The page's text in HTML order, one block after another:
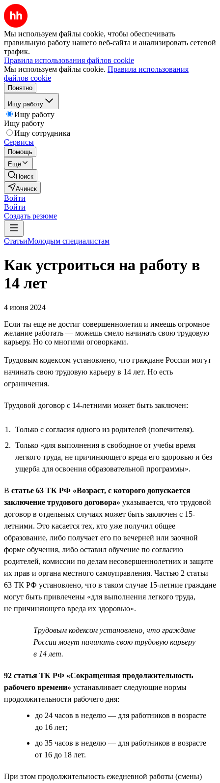
Мы используем файлы cookie, чтобы обеспечивать
правильную работу нашего веб-сайта и анализировать сетевой
трафик.
Правила использования файлов cookie
Мы используем файлы cookie. Правила использования
файлов cookie
Понятно
Ищу работу
Ищу работу
Ищу работу
Ищу сотрудника
Сервисы
Помощь
Ещё
Поиск
Ачинск
Войти
Войти
Создать резюме
СтатьиМолодым специалистам
Как устроиться на работу в
14 лет
4 июня 2024
Если ты еще не достиг совершеннолетия и имеешь огромное
желание работать — можешь смело начинать свою трудовую
карьеру. Но со многими оговорками.
Трудовым кодексом установлено, что граждане России могут
начинать свою трудовую карьеру в 14 лет. Но есть
ограничения.
Трудовой договор с 14-летними может быть заключен:
Только с согласия одного из родителей (попечителя).
Только «для выполнения в свободное от учебы время
легкого труда, не причиняющего вреда его здоровью и без
ущерба для освоения образовательной программы».
В статье 63 ТК РФ «Возраст, с которого допускается
заключение трудового договора» указывается, что трудовой
договор в отдельных случаях может быть заключен с 15-
летними. Это касается тех, кто уже получил общее
образование, либо получает его по вечерней или заочной
форме обучения, либо оставил обучение по согласию
родителей, комиссии по делам несовершеннолетних и защите
их прав и органа местного самоуправления. Частью 2 статьи
63 ТК РФ установлено, что в таком случае 15-летние граждане
могут быть привлечены «для выполнения легкого труда,
не причиняющего вреда их здоровью».
Трудовым кодексом установлено, что граждане
России могут начинать свою трудовую карьеру
в 14 лет.
92 статья ТК РФ «Сокращенная продолжительность
рабочего времени» устанавливает следующие нормы
продолжительности рабочего дня:
до 24 часов в неделю — для работников в возрасте
до 16 лет;
до 35 часов в неделю — для работников в возрасте
от 16 до 18 лет.
При этом продолжительность ежедневной работы (смены)